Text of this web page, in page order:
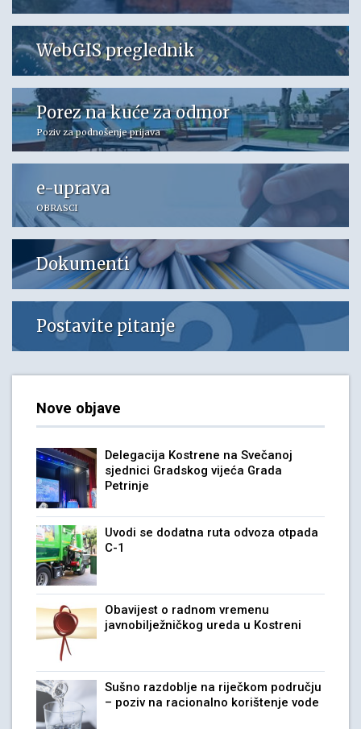
WebGIS preglednik
Porez na kuće za odmor
Poziv za podnošenje prijava
e-uprava
OBRASCI
Dokumenti
Postavite pitanje
Nove objave
Delegacija Kostrene na Svečanoj
sjednici Gradskog vijeća Grada
Petrinje
Uvodi se dodatna ruta odvoza otpada
C-1
Obavijest o radnom vremenu
javnobilježničkog ureda u Kostreni
Sušno razdoblje na riječkom području
– poziv na racionalno korištenje vode